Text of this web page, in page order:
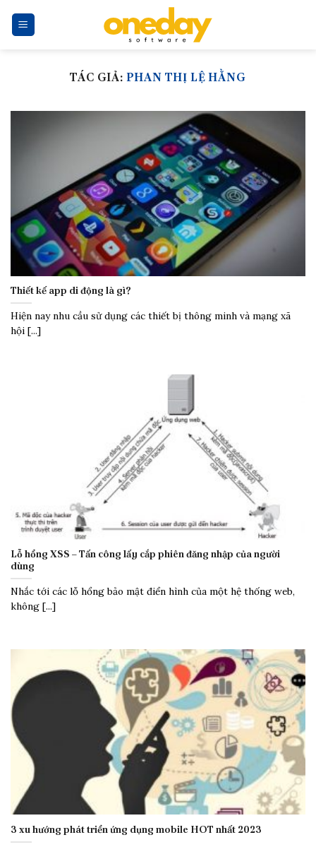
TÁC GIẢ: PHAN THỊ LỆ HẰNG
Thiết kế app di động là gì?
Hiện nay nhu cầu sử dụng các thiết bị thông minh và mạng xã
hội [...]
Lỗ hổng XSS – Tấn công lấy cắp phiên đăng nhập của người
dùng
Nhắc tới các lỗ hổng bảo mật điển hình của một hệ thống web,
không [...]
3 xu hướng phát triển ứng dụng mobile HOT nhất 2023